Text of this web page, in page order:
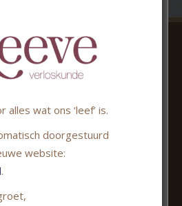
MAMA
alles wat ons ‘leef’ is.
doorgestuurd
website:
.